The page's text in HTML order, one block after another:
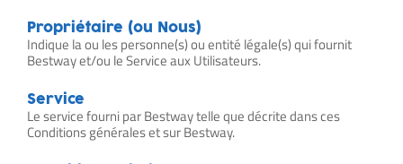
Propriétaire (ou Nous)
Indique la ou les personne(s) ou entité légale(s) qui fournit
Bestway et/ou le Service aux Utilisateurs.
Service
Le service fourni par Bestway telle que décrite dans ces
Conditions générales et sur Bestway.